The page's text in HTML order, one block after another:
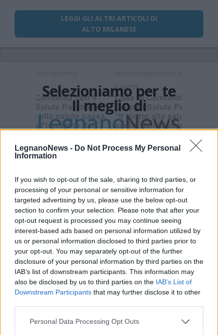
LegnanoNews - Do Not Process My Personal
Information
If you wish to opt-out of the sale, sharing to third parties, or
processing of your personal or sensitive information for
targeted advertising by us, please use the below opt-out
section to confirm your selection. Please note that after your
opt-out request is processed you may continue seeing
interest-based ads based on personal information utilized by
us or personal information disclosed to third parties prior to
your opt-out. You may separately opt-out of the further
disclosure of your personal information by third parties on the
IAB’s list of downstream participants. This information may
also be disclosed by us to third parties on the IAB’s List of
Downstream Participants that may further disclose it to other
Personal Data Processing Opt Outs
LEGGI GLI ALTRI ARTICOLI DI
ALTO MILANESE
Selezioniamo per te
Il meglio di
Iscriviti alla
newsletter
Commenti
Accedio registratiper commentare questo
articolo.
L'email è richiesta ma non verrà mostrata ai visitatori. Il contenuto di questo
commento esprime il pensiero dell'autore e non rappresenta la linea editoriale
di VareseNews.it, che rimane autonoma e indipendente. I messaggi inclusi nei
commenti non sono testi giornalistici, ma post inviati dai singoli lettori che
possono essere automaticamente pubblicati senza filtro preventivo. I commenti
che includano uno o più link a siti esterni verranno rimossi in automatico dal
sistema.